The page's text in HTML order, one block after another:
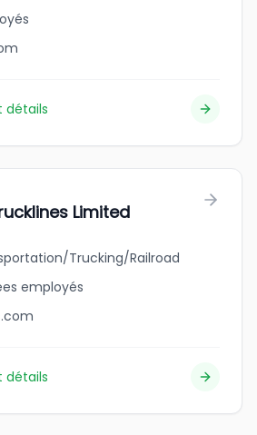
détails
Limited
Trucking/Railroad
employés
détails